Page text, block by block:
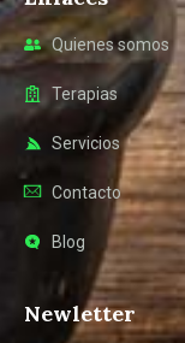
Quienes somos
Terapias
Servicios
Contacto
Blog
Newletter